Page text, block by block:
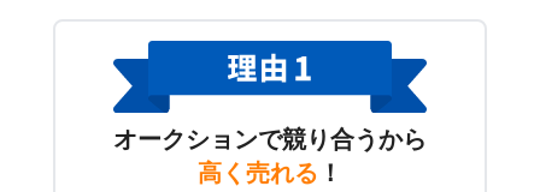
オークションで競り合うから
高く売れる ！